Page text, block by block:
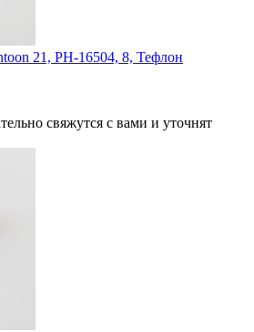
21, PH-16504, 8, Тефлон
свяжутся с вами и уточнят